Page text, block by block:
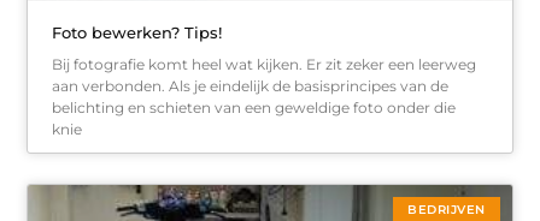
Foto bewerken? Tips!
Bij fotografie komt heel wat kijken. Er zit zeker een leerweg
aan verbonden. Als je eindelijk de basisprincipes van de
belichting en schieten van een geweldige foto onder die
knie
BEDRIJVEN